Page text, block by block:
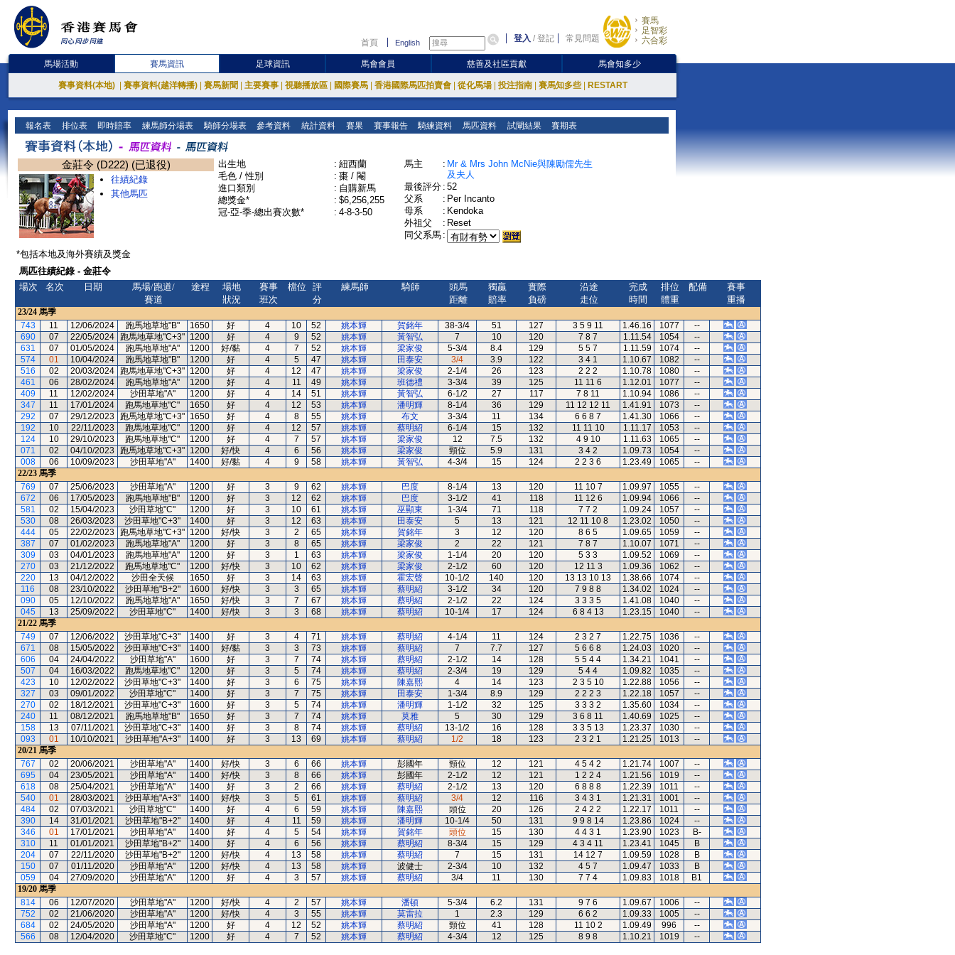
首頁 English 登入 /登記 常見問題
賽馬
足智彩
六合彩
馬場活動 賽馬資訊 足球資訊 馬會會員 慈善及社區貢獻 馬會知多少
賽事資料(本地) 賽事資料(越洋轉播) 賽馬新聞 主要賽事 視聽播放區 國際賽馬 香港國際馬匹拍賣會 從化馬場 投注指南 賽馬知多些 RESTART
報名表 排位表 即時賠率 練馬師分場表 騎師分場表 參考資料 統計資料 賽果 賽事報告 騎練資料 馬匹資料 試閘結果 賽期表
金莊令 (D222) (已退役)
往績紀錄
其他馬匹
出生地 : 紐西蘭
毛色 / 性別
: 棗 / 閹
進口類別
: 自購新馬
總獎金*
: $6,256,255
冠-亞-季-總出賽次數*
: 4-8-3-50
馬主 : Mr & Mrs John McNie與陳勵儒先生
及夫人
最後評分 : 52
父系
: Per Incanto
母系
: Kendoka
外祖父
: Reset
同父系馬 :
*包括本地及海外賽績及獎金
馬匹往績紀錄 - 金莊令
場次
名次 日期
馬場/跑道/
賽道
途程
場地
狀況
賽事
班次
檔位
評
分
練馬師 騎師
頭馬
距離
獨贏
賠率
實際
負磅
沿途
走位
完成
時間
排位
體重
配備
賽事
重播
23/24 馬季
743
11 12/06/2024 跑馬地草地"B" 1650 好 4 10 52 姚本輝 賀銘年 38-3/4 51 127 3 5 9 11 1.46.16 1077
--
690
07 22/05/2024 跑馬地草地"C+3" 1200 好 4 9 52 姚本輝 黃智弘 7 10 120 7 8 7 1.11.54 1054
--
631
07 01/05/2024 跑馬地草地"A" 1200 好/黏 4 7 52 姚本輝 梁家俊 5-3/4 8.4 129 5 5 7 1.11.59 1074
--
574
01 10/04/2024 跑馬地草地"B" 1200 好 4 5 47 姚本輝 田泰安 3/4 3.9 122 3 4 1 1.10.67 1082
--
516
02 20/03/2024 跑馬地草地"C+3" 1200 好 4 12 47 姚本輝 梁家俊 2-1/4 26 123 2 2 2 1.10.78 1080
--
461
06 28/02/2024 跑馬地草地"A" 1200 好 4 11 49 姚本輝 班德禮 3-3/4 39 125 11 11 6 1.12.01 1077
--
409
11 12/02/2024 沙田草地"A" 1200 好 4 14 51 姚本輝 黃智弘 6-1/2 27 117 7 8 11 1.10.94 1086
--
347
11 17/01/2024 跑馬地草地"C" 1650 好 4 12 53 姚本輝 潘明輝 8-1/4 36 129 11 12 12 11 1.41.91 1073
--
292
07 29/12/2023 跑馬地草地"C+3" 1650 好 4 8 55 姚本輝 布文 3-3/4 11 134 6 6 8 7 1.41.30 1066
--
192
10 22/11/2023 跑馬地草地"C" 1200 好 4 12 57 姚本輝 蔡明紹 6-1/4 15 132 11 11 10 1.11.17 1053
--
124
10 29/10/2023 跑馬地草地"C" 1200 好 4 7 57 姚本輝 梁家俊 12 7.5 132 4 9 10 1.11.63 1065
--
071
02 04/10/2023 跑馬地草地"C+3" 1200 好/快 4 6 56 姚本輝 梁家俊 頸位 5.9 131 3 4 2 1.09.73 1054
--
008
06 10/09/2023 沙田草地"A" 1400 好/黏 4 9 58 姚本輝 黃智弘 4-3/4 15 124 2 2 3 6 1.23.49 1065
--
22/23 馬季
769
07 25/06/2023 沙田草地"A" 1200 好 3 9 62 姚本輝 巴度 8-1/4 13 120 11 10 7 1.09.97 1055
--
672
06 17/05/2023 跑馬地草地"B" 1200 好 3 12 62 姚本輝 巴度 3-1/2 41 118 11 12 6 1.09.94 1066
--
581
02 15/04/2023 沙田草地"C" 1200 好 3 10 61 姚本輝 巫顯東 1-3/4 71 118 7 7 2 1.09.24 1057
--
530
08 26/03/2023 沙田草地"C+3" 1400 好 3 12 63 姚本輝 田泰安 5 13 121 12 11 10 8 1.23.02 1050
--
444
05 22/02/2023 跑馬地草地"C+3" 1200 好/快 3 2 65 姚本輝 賀銘年 3 12 120 8 6 5 1.09.65 1059
--
387
07 01/02/2023 跑馬地草地"A" 1200 好 3 8 65 姚本輝 梁家俊 2 22 121 7 8 7 1.10.07 1071
--
309
03 04/01/2023 跑馬地草地"A" 1200 好 3 1 63 姚本輝 梁家俊 1-1/4 20 120 5 3 3 1.09.52 1069
--
270
03 21/12/2022 跑馬地草地"C" 1200 好/快 3 10 62 姚本輝 梁家俊 2-1/2 60 120 12 11 3 1.09.36 1062
--
220
13 04/12/2022 沙田全天候 1650 好 3 14 63 姚本輝 霍宏聲 10-1/2 140 120 13 13 10 13 1.38.66 1074
--
116
08 23/10/2022 沙田草地"B+2" 1600 好/快 3 3 65 姚本輝 蔡明紹 3-1/2 34 120 7 9 8 8 1.34.02 1024
--
090
05 12/10/2022 跑馬地草地"A" 1650 好/快 3 7 67 姚本輝 蔡明紹 2-1/2 22 124 3 3 3 5 1.41.08 1040
--
045
13 25/09/2022 沙田草地"C" 1400 好/快 3 3 68 姚本輝 蔡明紹 10-1/4 17 124 6 8 4 13 1.23.15 1040
--
21/22 馬季
749
07 12/06/2022 沙田草地"C+3" 1400 好 3 4 71 姚本輝 蔡明紹 4-1/4 11 124 2 3 2 7 1.22.75 1036
--
671
08 15/05/2022 沙田草地"C+3" 1400 好/黏 3 3 73 姚本輝 蔡明紹 7 7.7 127 5 6 6 8 1.24.03 1020
--
606
04 24/04/2022 沙田草地"A" 1600 好 3 7 74 姚本輝 蔡明紹 2-1/2 14 128 5 5 4 4 1.34.21 1041
--
507
04 16/03/2022 跑馬地草地"C" 1200 好 3 5 74 姚本輝 蔡明紹 2-3/4 19 129 5 4 4 1.09.82 1035
--
423
10 12/02/2022 沙田草地"C+3" 1400 好 3 6 75 姚本輝 陳嘉熙 4 14 123 2 3 5 10 1.22.88 1056
--
327
03 09/01/2022 沙田草地"C" 1400 好 3 7 75 姚本輝 田泰安 1-3/4 8.9 129 2 2 2 3 1.22.18 1057
--
270
02 18/12/2021 沙田草地"C+3" 1600 好 3 5 74 姚本輝 潘明輝 1-1/2 32 125 3 3 3 2 1.35.60 1034
--
240
11 08/12/2021 跑馬地草地"B" 1650 好 3 7 74 姚本輝 莫雅 5 30 129 3 6 8 11 1.40.69 1025
--
158
13 07/11/2021 沙田草地"C+3" 1400 好 3 8 74 姚本輝 蔡明紹 13-1/2 16 128 3 3 5 13 1.23.37 1030
--
093
01 10/10/2021 沙田草地"A+3" 1400 好 3 13 69 姚本輝 蔡明紹 1/2 18 123 2 3 2 1 1.21.25 1013
--
20/21 馬季
767
02 20/06/2021 沙田草地"A" 1400 好/快 3 6 66 姚本輝 彭國年 頸位 12 121 4 5 4 2 1.21.74 1007
--
695
04 23/05/2021 沙田草地"A" 1400 好/快 3 8 66 姚本輝 彭國年 2-1/2 12 121 1 2 2 4 1.21.56 1019
--
618
08 25/04/2021 沙田草地"A" 1400 好 3 2 66 姚本輝 蔡明紹 2-1/2 13 120 6 8 8 8 1.22.39 1011
--
540
01 28/03/2021 沙田草地"A+3" 1400 好/快 3 5 61 姚本輝 蔡明紹 3/4 12 116 3 4 3 1 1.21.31 1001
--
484
02 07/03/2021 沙田草地"C" 1400 好 4 6 59 姚本輝 陳嘉熙 頭位 20 126 2 4 2 2 1.22.17 1011
--
390
14 31/01/2021 沙田草地"B+2" 1400 好 4 11 59 姚本輝 潘明輝 10-1/4 50 131 9 9 8 14 1.23.86 1024
--
346
01 17/01/2021 沙田草地"A" 1400 好 4 5 54 姚本輝 賀銘年 頭位 15 130 4 4 3 1 1.23.90 1023
B-
310
11 01/01/2021 沙田草地"B+2" 1400 好 4 6 56 姚本輝 蔡明紹 8-3/4 15 129 4 3 4 11 1.23.41 1045
B
204
07 22/11/2020 沙田草地"B+2" 1200 好/快 4 13 58 姚本輝 蔡明紹 7 15 131 14 12 7 1.09.59 1028
B
150
07 01/11/2020 沙田草地"A" 1200 好/快 4 13 58 姚本輝 波健士 2-3/4 10 132 4 5 7 1.09.47 1033
B
059
04 27/09/2020 沙田草地"A" 1200 好 4 3 57 姚本輝 蔡明紹 3/4 11 130 7 7 4 1.09.83 1018
B1
19/20 馬季
814
06 12/07/2020 沙田草地"A" 1200 好/快 4 2 57 姚本輝 潘頓 5-3/4 6.2 131 9 7 6 1.09.67 1006
--
752
02 21/06/2020 沙田草地"A" 1200 好/快 4 3 55 姚本輝 莫雷拉 1 2.3 129 6 6 2 1.09.33 1005
--
684
02 24/05/2020 沙田草地"A" 1200 好 4 12 52 姚本輝 蔡明紹 頸位 41 128 11 10 2 1.09.49 996
--
566
08 12/04/2020 沙田草地"C" 1200 好 4 7 52 姚本輝 蔡明紹 4-3/4 12 125 8 9 8 1.10.21 1019 --